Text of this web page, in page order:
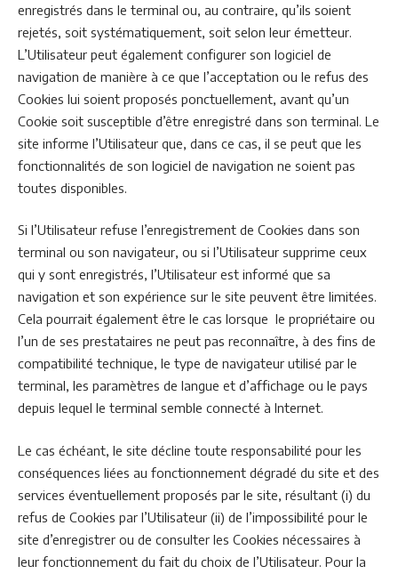
enregistrés dans le terminal ou, au contraire, qu’ils soient
rejetés, soit systématiquement, soit selon leur émetteur.
L’Utilisateur peut également configurer son logiciel de
navigation de manière à ce que l’acceptation ou le refus des
Cookies lui soient proposés ponctuellement, avant qu’un
Cookie soit susceptible d’être enregistré dans son terminal. Le
site informe l’Utilisateur que, dans ce cas, il se peut que les
fonctionnalités de son logiciel de navigation ne soient pas
toutes disponibles.
Si l’Utilisateur refuse l’enregistrement de Cookies dans son
terminal ou son navigateur, ou si l’Utilisateur supprime ceux
qui y sont enregistrés, l’Utilisateur est informé que sa
navigation et son expérience sur le site peuvent être limitées.
Cela pourrait également être le cas lorsque le propriétaire ou
l’un de ses prestataires ne peut pas reconnaître, à des fins de
compatibilité technique, le type de navigateur utilisé par le
terminal, les paramètres de langue et d’affichage ou le pays
depuis lequel le terminal semble connecté à Internet.
Le cas échéant, le site décline toute responsabilité pour les
conséquences liées au fonctionnement dégradé du site et des
services éventuellement proposés par le site, résultant (i) du
refus de Cookies par l’Utilisateur (ii) de l’impossibilité pour le
site d’enregistrer ou de consulter les Cookies nécessaires à
leur fonctionnement du fait du choix de l’Utilisateur. Pour la